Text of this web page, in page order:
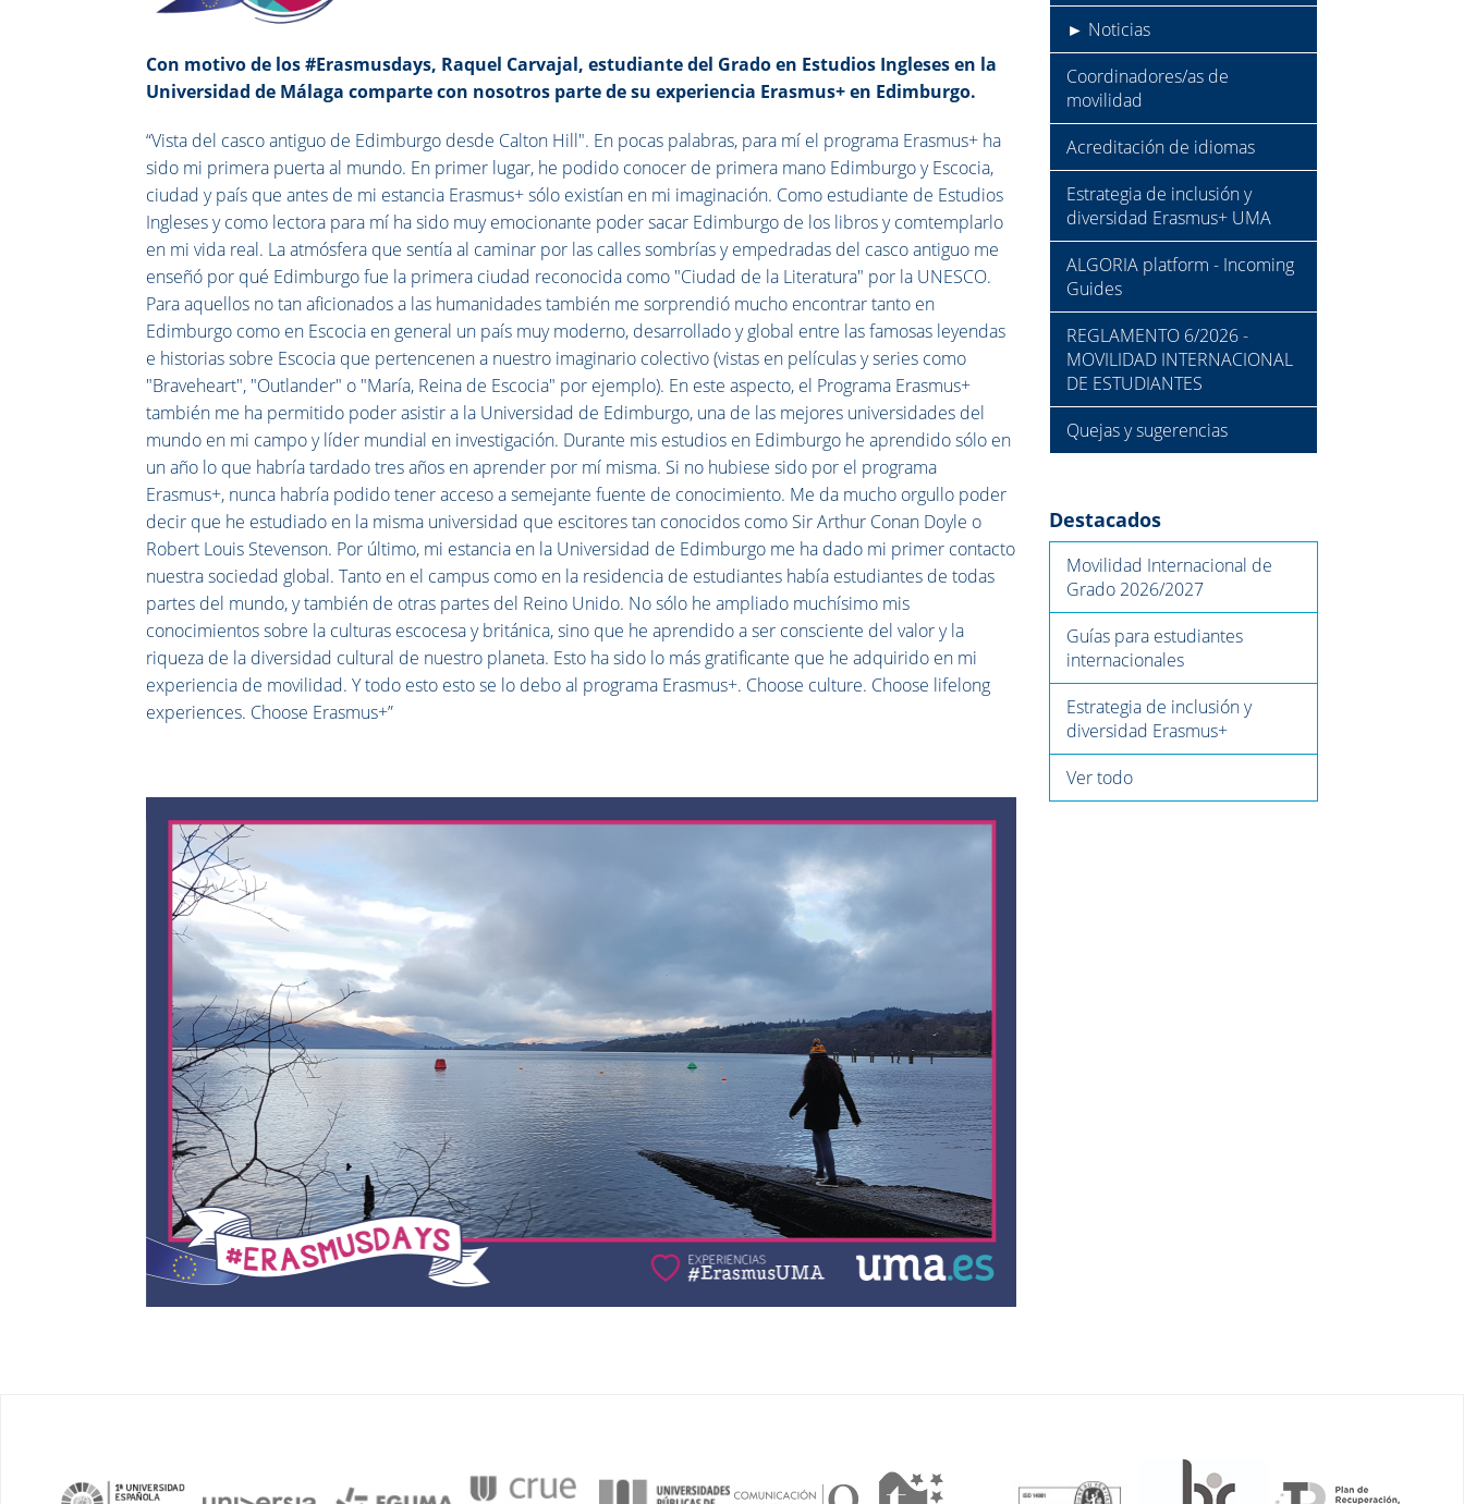
Con motivo de los #Erasmusdays, Raquel Carvajal, estudiante del Grado en Estudios Ingleses en la
Universidad de Málaga comparte con nosotros parte de su experiencia Erasmus+ en Edimburgo.
“Vista del casco antiguo de Edimburgo desde Calton Hill". En pocas palabras, para mí el programa Erasmus+ ha
sido mi primera puerta al mundo. En primer lugar, he podido conocer de primera mano Edimburgo y Escocia,
ciudad y país que antes de mi estancia Erasmus+ sólo existían en mi imaginación. Como estudiante de Estudios
Ingleses y como lectora para mí ha sido muy emocionante poder sacar Edimburgo de los libros y comtemplarlo
en mi vida real. La atmósfera que sentía al caminar por las calles sombrías y empedradas del casco antiguo me
enseñó por qué Edimburgo fue la primera ciudad reconocida como "Ciudad de la Literatura" por la UNESCO.
Para aquellos no tan aficionados a las humanidades también me sorprendió mucho encontrar tanto en
Edimburgo como en Escocia en general un país muy moderno, desarrollado y global entre las famosas leyendas
e historias sobre Escocia que pertencenen a nuestro imaginario colectivo (vistas en películas y series como
"Braveheart", "Outlander" o "María, Reina de Escocia" por ejemplo). En este aspecto, el Programa Erasmus+
también me ha permitido poder asistir a la Universidad de Edimburgo, una de las mejores universidades del
mundo en mi campo y líder mundial en investigación. Durante mis estudios en Edimburgo he aprendido sólo en
un año lo que habría tardado tres años en aprender por mí misma. Si no hubiese sido por el programa
Erasmus+, nunca habría podido tener acceso a semejante fuente de conocimiento. Me da mucho orgullo poder
decir que he estudiado en la misma universidad que escitores tan conocidos como Sir Arthur Conan Doyle o
Robert Louis Stevenson. Por último, mi estancia en la Universidad de Edimburgo me ha dado mi primer contacto
nuestra sociedad global. Tanto en el campus como en la residencia de estudiantes había estudiantes de todas
partes del mundo, y también de otras partes del Reino Unido. No sólo he ampliado muchísimo mis
conocimientos sobre la culturas escocesa y británica, sino que he aprendido a ser consciente del valor y la
riqueza de la diversidad cultural de nuestro planeta. Esto ha sido lo más gratificante que he adquirido en mi
experiencia de movilidad. Y todo esto esto se lo debo al programa Erasmus+. Choose culture. Choose lifelong
experiences. Choose Erasmus+”
► Noticias
Coordinadores/as de
movilidad
Acreditación de idiomas
Estrategia de inclusión y
diversidad Erasmus+ UMA
ALGORIA platform - Incoming
Guides
REGLAMENTO 6/2026 -
MOVILIDAD INTERNACIONAL
DE ESTUDIANTES
Quejas y sugerencias
Destacados
Movilidad Internacional de
Grado 2026/2027
Guías para estudiantes
internacionales
Estrategia de inclusión y
diversidad Erasmus+
Ver todo